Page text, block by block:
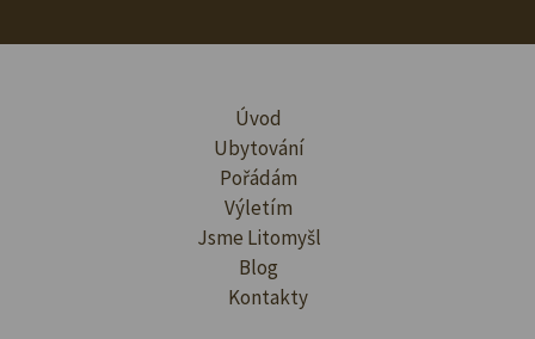
Úvod
Ubytování
Pořádám
Výletím
Jsme Litomyšl
Blog
Kontakty